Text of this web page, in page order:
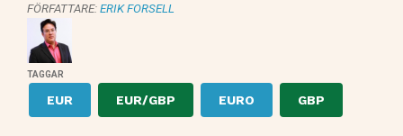
FÖRFATTARE: ERIK FORSELL
TAGGAR
EUR EUR/GBP EURO GBP